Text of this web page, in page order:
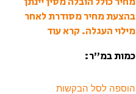
בהצעת מחיר מסודרת לאחר
מילוי העגלה. קרא עוד
כמות במ”ר:
הוספה לסל הבקשות